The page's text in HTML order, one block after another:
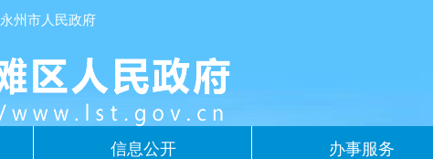
永州市人民政府
信息公开 办事服务